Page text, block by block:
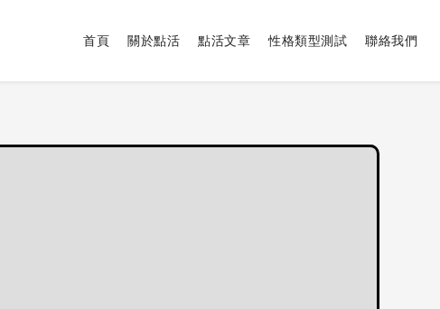
首頁 關於點活 點活文章 性格類型測試 聯絡我們